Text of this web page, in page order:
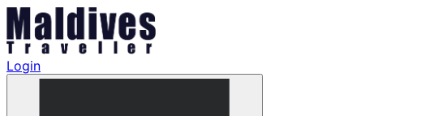
Login